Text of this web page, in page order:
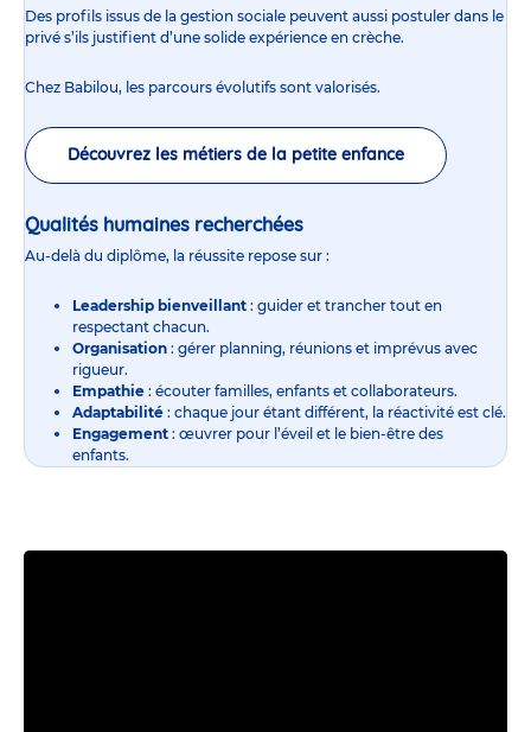
Des profils issus de la gestion sociale peuvent aussi postuler dans le
privé s’ils justifient d’une solide expérience en crèche.
Chez Babilou, les parcours évolutifs sont valorisés.
Découvrez les métiers de la petite enfance
Qualités humaines recherchées
Au-delà du diplôme, la réussite repose sur :
Leadership bienveillant : guider et trancher tout en
respectant chacun.
Organisation : gérer planning, réunions et imprévus avec
rigueur.
Empathie : écouter familles, enfants et collaborateurs.
Adaptabilité : chaque jour étant différent, la réactivité est clé.
Engagement : œuvrer pour l’éveil et le bien-être des
enfants.